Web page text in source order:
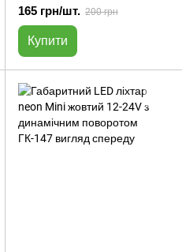
165 грн/шт. 200 грн
Купити